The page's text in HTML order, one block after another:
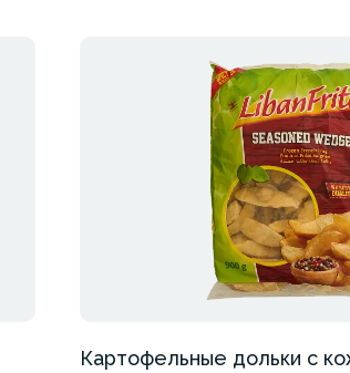
Картофельные дольки с